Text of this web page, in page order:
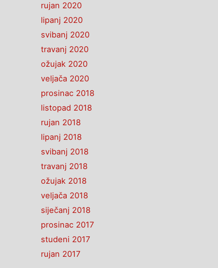
rujan 2020
lipanj 2020
svibanj 2020
travanj 2020
ožujak 2020
veljača 2020
prosinac 2018
listopad 2018
rujan 2018
lipanj 2018
svibanj 2018
travanj 2018
ožujak 2018
veljača 2018
siječanj 2018
prosinac 2017
studeni 2017
rujan 2017